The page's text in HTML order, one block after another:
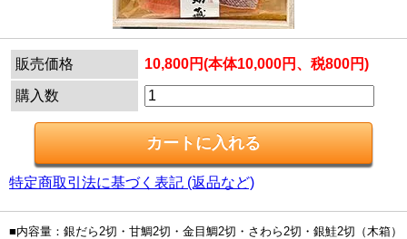
販売価格 10,800円(本体10,000円、税800円)
購入数
特定商取引法に基づく表記 (返品など)
■内容量：銀だら2切・甘鯛2切・金目鯛2切・さわら2切・銀鮭2切（木箱）